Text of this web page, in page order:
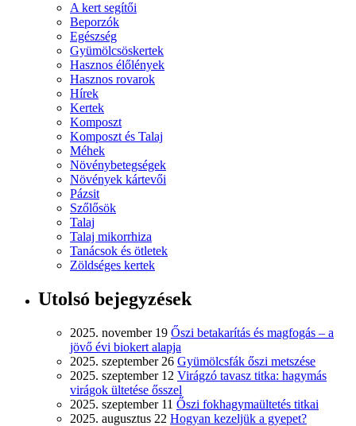
A kert segítői
Beporzók
Egészség
Gyümölcsöskertek
Hasznos élőlények
Hasznos rovarok
Hírek
Kertek
Komposzt
Komposzt és Talaj
Méhek
Növénybetegségek
Növények kártevői
Pázsit
Szőlősök
Talaj
Talaj mikorrhiza
Tanácsok és ötletek
Zöldséges kertek
Utolsó bejegyzések
2025. november 19 Őszi betakarítás és magfogás – a
jövő évi biokert alapja
2025. szeptember 26 Gyümölcsfák őszi metszése
2025. szeptember 12 Virágzó tavasz titka: hagymás
virágok ültetése ősszel
2025. szeptember 11 Őszi fokhagymaültetés titkai
2025. augusztus 22 Hogyan kezeljük a gyepet?